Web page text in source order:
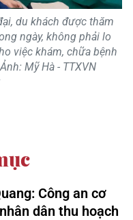
du khách được thăm
ngày, không phải lo
việc khám, chữa bệnh
Mỹ Hà - TTXVN
Công an cơ
dân thu hoạch